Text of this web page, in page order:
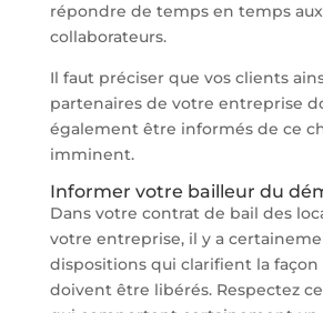
répondre de temps en temps
collaborateurs.
Il faut préciser que vos clients
partenaires de votre entreprise
également être informés de ce
imminent.
Informer votre bailleur du
Dans votre contrat de bail des
votre entreprise, il y a
dispositions qui clarifient la façon
doivent être libérés. Respectez